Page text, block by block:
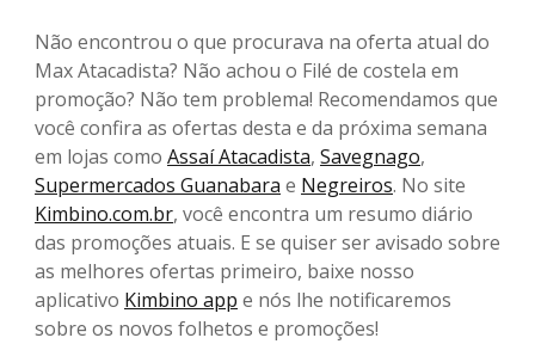
Não encontrou o que procurava na oferta atual do
Max Atacadista? Não achou o Filé de costela em
promoção? Não tem problema! Recomendamos que
você confira as ofertas desta e da próxima semana
em lojas como Assaí Atacadista, Savegnago,
Supermercados Guanabara e Negreiros. No site
Kimbino.com.br, você encontra um resumo diário
das promoções atuais. E se quiser ser avisado sobre
as melhores ofertas primeiro, baixe nosso
aplicativo Kimbino app e nós lhe notificaremos
sobre os novos folhetos e promoções!